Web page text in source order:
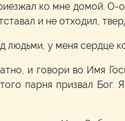
ко мне домой.
и не отходил,
людьми, у меня сердце
и говори во Имя
парня призвал